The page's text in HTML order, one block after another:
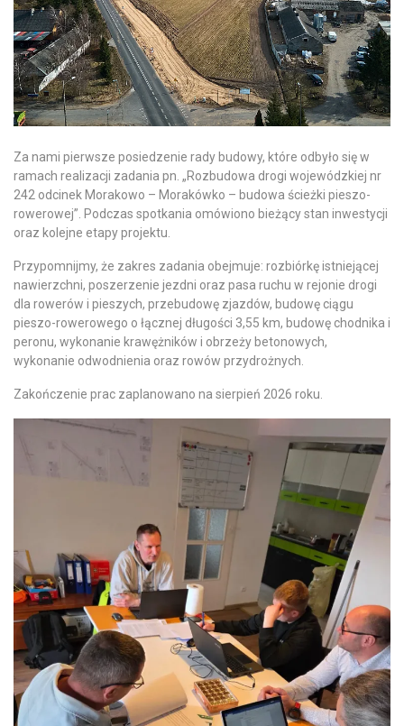
Za nami pierwsze posiedzenie rady budowy, które odbyło się w
ramach realizacji zadania pn. „Rozbudowa drogi wojewódzkiej nr
242 odcinek Morakowo – Morakówko – budowa ścieżki pieszo-
rowerowej”. Podczas spotkania omówiono bieżący stan inwestycji
oraz kolejne etapy projektu.
Przypomnijmy, że zakres zadania obejmuje: rozbiórkę istniejącej
nawierzchni, poszerzenie jezdni oraz pasa ruchu w rejonie drogi
dla rowerów i pieszych, przebudowę zjazdów, budowę ciągu
pieszo-rowerowego o łącznej długości 3,55 km, budowę chodnika i
peronu, wykonanie krawężników i obrzeży betonowych,
wykonanie odwodnienia oraz rowów przydrożnych.
Zakończenie prac zaplanowano na sierpień 2026 roku.